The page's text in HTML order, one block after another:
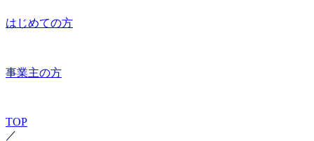
はじめての方
事業主の方
TOP
／